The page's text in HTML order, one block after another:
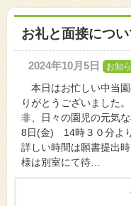
お礼と面接につい
2024年10月5日 お知
本日はお忙しい中当
りがとうございました
非、日々の園児の元気
8日(金) 14時３０分よ
詳しい時間は願書提出
様は別室にて待…